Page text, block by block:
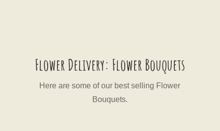
Flower Delivery: Flower Bouquets
Here are some of our best selling Flower
Bouquets.